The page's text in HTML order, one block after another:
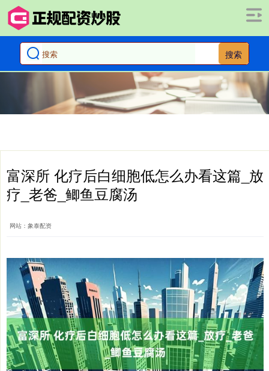
搜索
富深所 化疗后白细胞低怎么办看这篇_放
疗_老爸_鲫鱼豆腐汤
网站：象泰配资